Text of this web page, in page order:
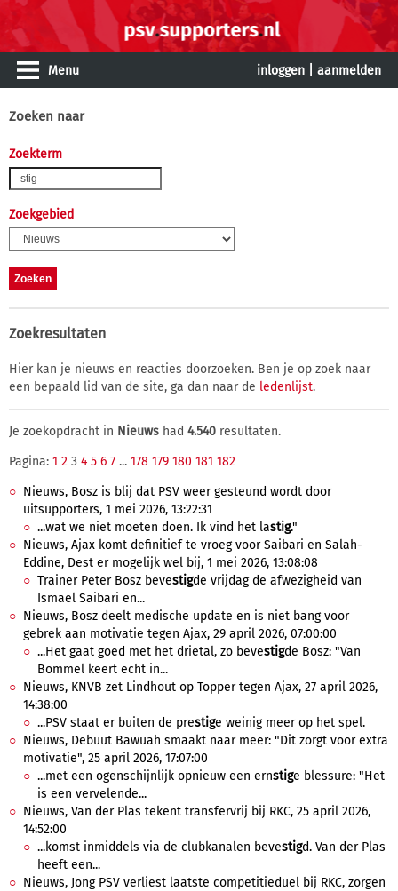
Menu inloggen aanmelden
Zoeken naar
Zoekterm
Zoekgebied
Zoekresultaten
Hier kan je nieuws en reacties doorzoeken. Ben je op zoek naar
een bepaald lid van de site, ga dan naar de ledenlijst.
Je zoekopdracht in Nieuws had 4.540 resultaten.
Pagina: 1 2 3 4 5 6 7 ... 178 179 180 181 182
Nieuws, Bosz is blij dat PSV weer gesteund wordt door
uitsupporters, 1 mei 2026, 13:22:31
...wat we niet moeten doen. Ik vind het lastig."
Nieuws, Ajax komt definitief te vroeg voor Saibari en Salah-
Eddine, Dest er mogelijk wel bij, 1 mei 2026, 13:08:08
Trainer Peter Bosz bevestigde vrijdag de afwezigheid van
Ismael Saibari en...
Nieuws, Bosz deelt medische update en is niet bang voor
gebrek aan motivatie tegen Ajax, 29 april 2026, 07:00:00
...Het gaat goed met het drietal, zo bevestigde Bosz: "Van
Bommel keert echt in...
Nieuws, KNVB zet Lindhout op Topper tegen Ajax, 27 april 2026,
14:38:00
...PSV staat er buiten de prestige weinig meer op het spel.
Nieuws, Debuut Bawuah smaakt naar meer: "Dit zorgt voor extra
motivatie", 25 april 2026, 17:07:00
...met een ogenschijnlijk opnieuw een ernstige blessure: "Het
is een vervelende...
Nieuws, Van der Plas tekent transfervrij bij RKC, 25 april 2026,
14:52:00
...komst inmiddels via de clubkanalen bevestigd. Van der Plas
heeft een...
Nieuws, Jong PSV verliest laatste competitieduel bij RKC, zorgen